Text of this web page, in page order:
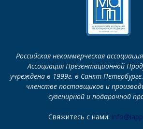
Российская некоммерческая
Ассоциация Презентационной
учреждена в 1999г. в Санкт-
членстве поставщиков и
сувенирной и подарочной
Свяжитесь с нами: